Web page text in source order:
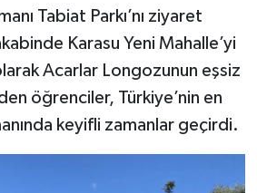
Tabiat Parkı’nı ziyaret
Karasu Yeni Mahalle’yi
Acarlar Longozunun eşsiz
öğrenciler, Türkiye’nin en
keyifli zamanlar geçirdi.